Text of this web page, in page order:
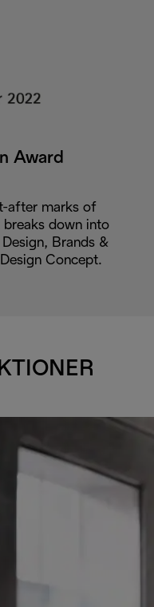
Award
after marks of
down into
Brands &
Concept.